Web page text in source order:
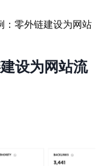
：零外链建设为网站
设为网站流